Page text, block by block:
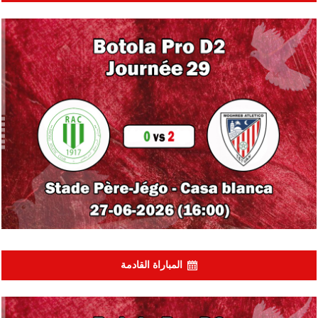
المباراة القادمة